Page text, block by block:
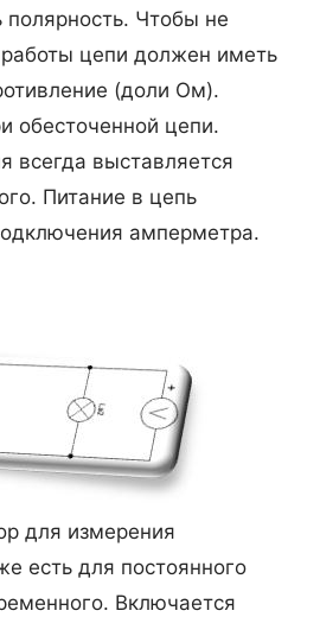
Чтобы не
цепи должен иметь
(доли Ом).
обесточенной цепи.
всегда выставляется
Питание в цепь
амперметра.
для измерения
есть для постоянного
Включается